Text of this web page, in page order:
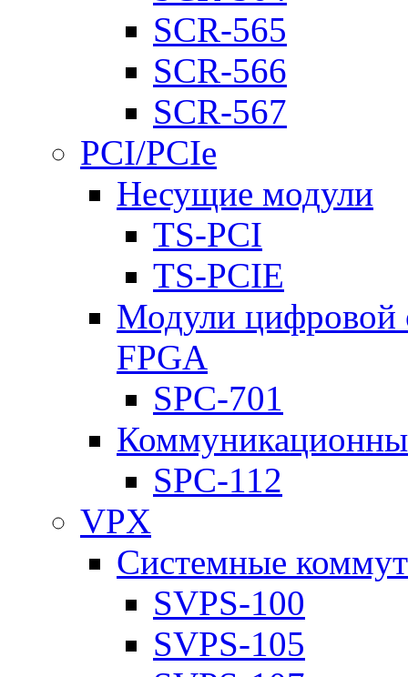
SCR-565
SCR-566
SCR-567
PCI/PCIe
Несущие модули
TS-PCI
TS-PCIE
Модули цифровой
FPGA
SPC-701
SPC-112
VPX
Системные
SVPS-100
SVPS-105